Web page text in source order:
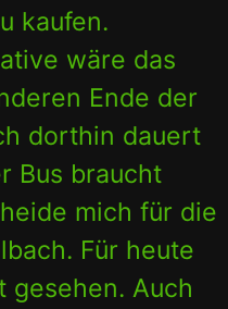
kaufen.
wäre das
Ende der
dorthin dauert
Bus braucht
mich für die
Für heute
gesehen. Auch